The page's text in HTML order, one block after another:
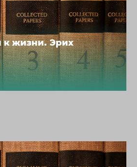
жизни. Эрих